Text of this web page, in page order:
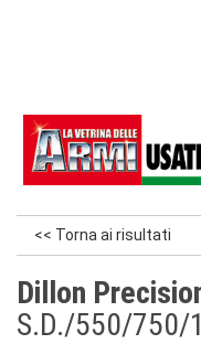
<< Torna ai risultati
Dillon
S.D./550/750/